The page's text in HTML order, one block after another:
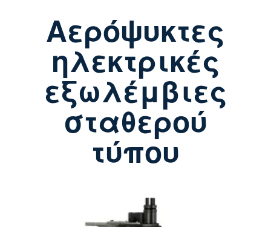
Αερόψυκτες
ηλεκτρικές
εξωλέμβιες
σταθερού
τύπου